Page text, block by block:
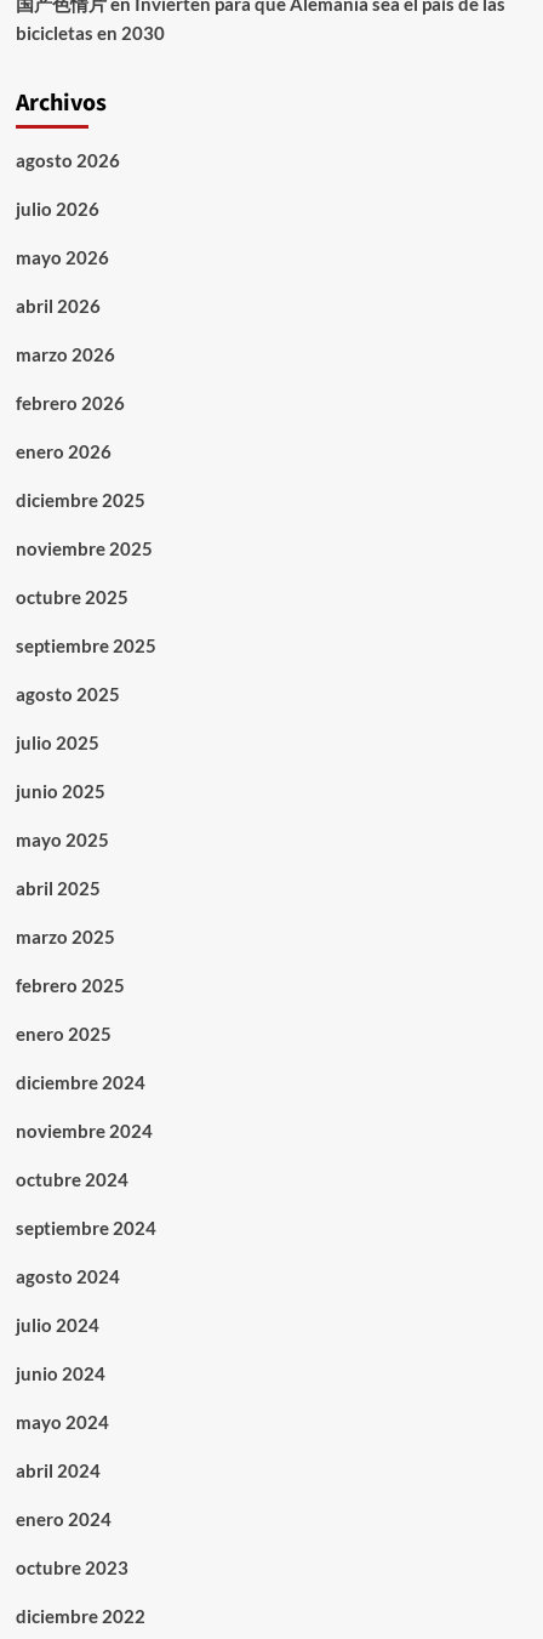
bicicletas en 2030
Archivos
agosto 2026
julio 2026
mayo 2026
abril 2026
marzo 2026
febrero 2026
enero 2026
diciembre 2025
noviembre 2025
octubre 2025
septiembre 2025
agosto 2025
julio 2025
junio 2025
mayo 2025
abril 2025
marzo 2025
febrero 2025
enero 2025
diciembre 2024
noviembre 2024
octubre 2024
septiembre 2024
agosto 2024
julio 2024
junio 2024
mayo 2024
abril 2024
enero 2024
octubre 2023
diciembre 2022